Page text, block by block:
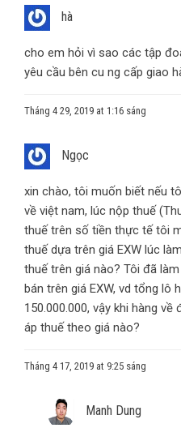
hà
cho em hỏi vì sao các tập
yêu cầu bên cu ng cấp giao
Tháng 4 29, 2019 at 1:16 sáng
Ngọc
xin chào, tôi muốn biết nếu
về việt nam, lúc nộp thuế
thuế trên số tiền thực tế tôi
thuế dựa trên giá EXW lúc
thuế trên giá nào? Tôi đã
bán trên giá EXW, vd tổng lô
150.000.000, vậy khi hàng
áp thuế theo giá nào?
Tháng 4 17, 2019 at 9:25 sáng
Manh Dung